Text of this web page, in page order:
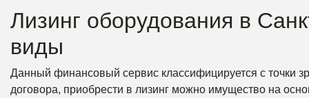
Лизинг оборудования в
виды
Данный финансовый сервис классифицируется с точки
договора, приобрести в лизинг можно имущество на